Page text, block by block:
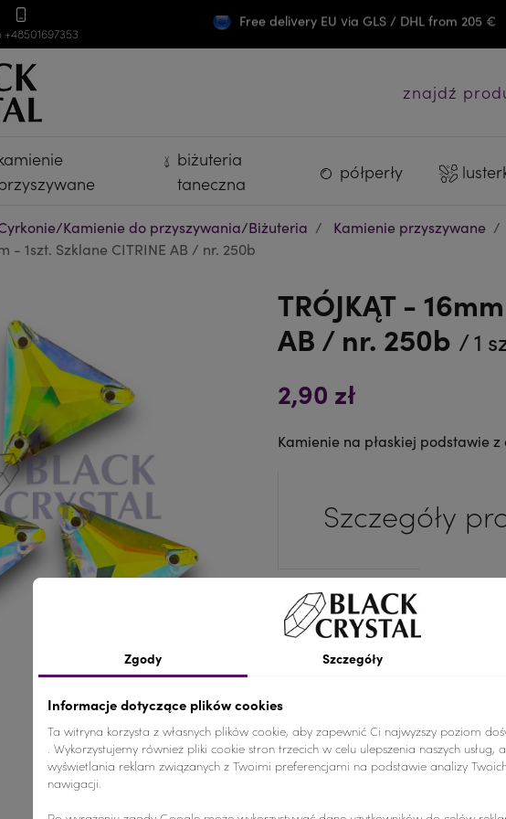
Free delivery EU via GLS / DHL from 205 €
znajdź
biżuteria
taneczna
półperły
Kamienie do przyszywania/Biżuteria Kamienie przyszywane
- 1szt. Szklane CITRINE AB / nr. 250b
TRÓJKĄT -
AB / nr. 250b / 1
2,90 zł
Kamienie na płaskiej podstawie
Szczegóły
Kolor
Materiał
Nr.Kategorii
Dodaj do
Zgody Szczegóły
Informacje dotyczące plików cookies
Ta witryna korzysta z własnych plików cookie, aby zapewnić Ci najwyższy poziom
. Wykorzystujemy również pliki cookie stron trzecich w celu ulepszenia naszych usług,
wyświetlania reklam związanych z Twoimi preferencjami na podstawie analizy
nawigacji.